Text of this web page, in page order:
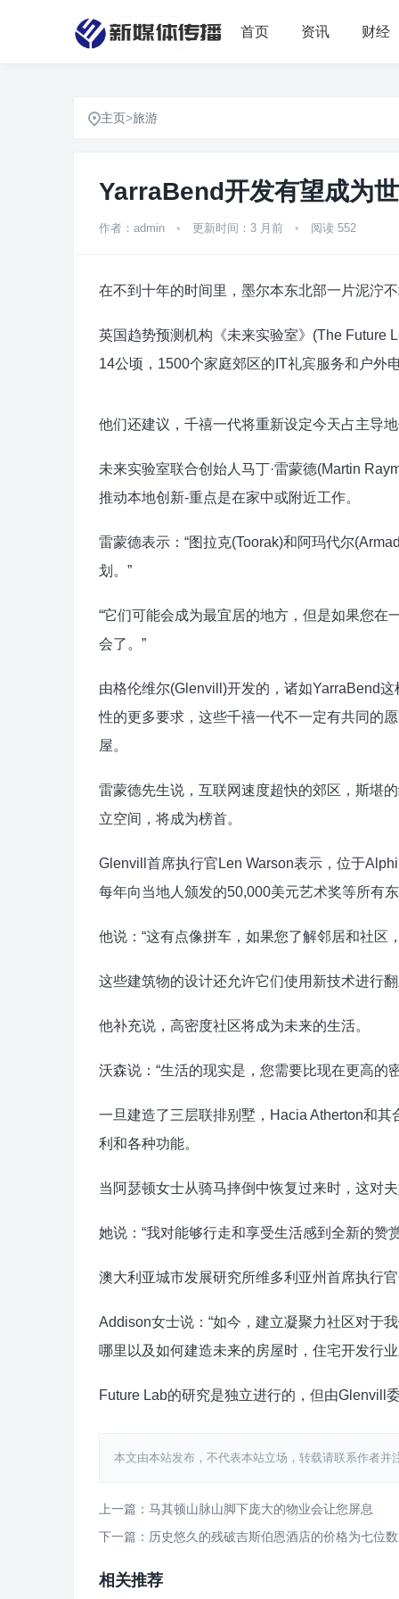
首页 资讯 财经
主页>旅游
YarraBend开发有望成为
作者：admin • 更新时间：3 月前 • 阅读 552
在不到十年的时间里，墨尔本东北部一片泥泞
英国趋势预测机构《未来实验室》(The Future
14公顷，1500个家庭郊区的IT礼宾服务和户外
他们还建议，千禧一代将重新设定今天占主导
未来实验室联合创始人马丁·雷蒙德(Martin
推动本地创新-重点是在家中或附近工作。
雷蒙德表示：“图拉克(Toorak)和阿玛代尔
划。”
“它们可能会成为最宜居的地方，但是如果您
会了。”
由格伦维尔(Glenvill)开发的，诸如YarraBend
性的更多要求，这些千禧一代不一定有共同的
屋。
雷蒙德先生说，互联网速度超快的郊区，斯堪
立空间，将成为榜首。
Glenvill首席执行官Len Warson表示，位于
每年向当地人颁发的50,000美元艺术奖等所有
他说：“这有点像拼车，如果您了解邻居和社区
这些建筑物的设计还允许它们使用新技术进行
他补充说，高密度社区将成为未来的生活。
沃森说：“生活的现实是，您需要比现在更高的
一旦建造了三层联排别墅，Hacia Atherton和
利和各种功能。
当阿瑟顿女士从骑马摔倒中恢复过来时，这对
她说：“我对能够行走和享受生活感到全新的赞
澳大利亚城市发展研究所维多利亚州首席执行
Addison女士说：“如今，建立凝聚力社区对于
哪里以及如何建造未来的房屋时，住宅开发行
Future Lab的研究是独立进行的，但由Glenvill
本文由本站发布，不代表本站立场，转载请联系作者
上一篇：马其顿山脉山脚下庞大的物业会让您屏息
下一篇：历史悠久的残破吉斯伯恩酒店的价格为七位数
相关推荐